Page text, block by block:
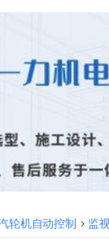
轮机自动控制 > 监